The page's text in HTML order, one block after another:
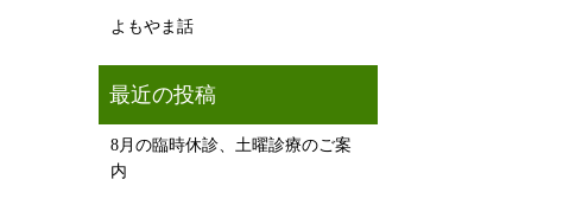
よもやま話
8月の臨時休診、土曜診療のご案
内